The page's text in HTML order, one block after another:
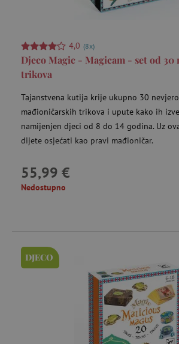
4,0 (8x)
Djeco Magic - Magicam - set od
trikova
Tajanstvena kutija krije ukupno 30
mađioničarskih trikova i upute kako ih
namijenjen djeci od 8 do 14 godina. Uz
dijete osjećati kao pravi mađioničar.
55,99 €
Nedostupno
DJECO
Ciljanost
Nužno potrebni kolačići omogućavaju
računa. Internetsku stranicu ne možete
odgovarajuće upotrebljavati bez
potrebnih kolačića.
Ime
featureFlagIdentifier
lastVisitedProduct
Googleovu politiku